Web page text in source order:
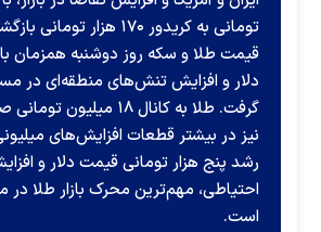
تومانی به کریدور ۱۷۰ هزار
قیمت طلا و سکه روز دوشنبه همزمان
دلار و افزایش تنش‌های منطقه‌ای در
گرفت. طلا به کانال ۱۸
نیز در بیشتر قطعات افزایش‌های
رشد پنج هزار تومانی قیمت دلار و
احتیاطی، مهم‌ترین محرک بازار طلا در
است.